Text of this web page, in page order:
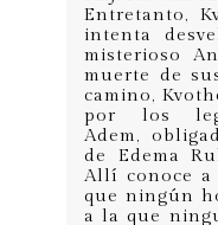
Entretanto,
intenta
misterioso
muerte de
camino,
por los
Adem,
de Edema
Allí conoce a
que ningún
a la que